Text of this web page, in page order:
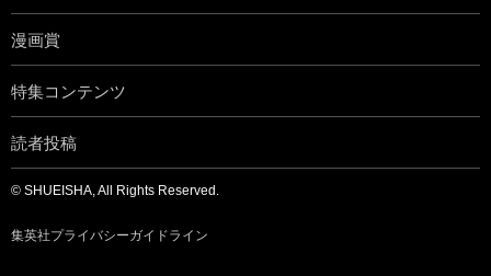
漫画賞
特集コンテンツ
読者投稿
© SHUEISHA, All Rights Reserved.
集英社プライバシーガイドライン